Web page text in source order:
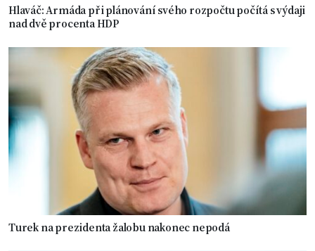
Hlaváč: Armáda při plánování svého rozpočtu počítá s výdaji
nad dvě procenta HDP
Turek na prezidenta žalobu nakonec nepodá